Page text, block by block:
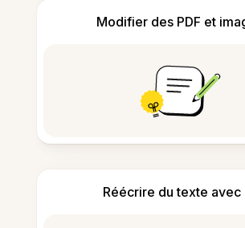
Modifier des PDF et
Réécrire du texte avec